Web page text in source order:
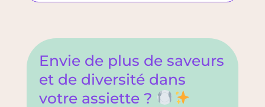
Envie de plus de saveurs
et de diversité dans
votre assiette ?